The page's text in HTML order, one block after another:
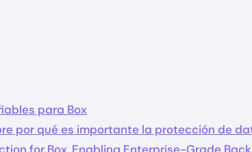
para Box
por qué es importante la protección de